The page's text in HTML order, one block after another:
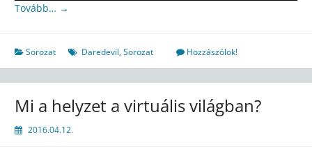
Tovább… →
Sorozat Daredevil,Sorozat Hozzászólok!
Mi a helyzet a virtuális világban?
2016.04.12.